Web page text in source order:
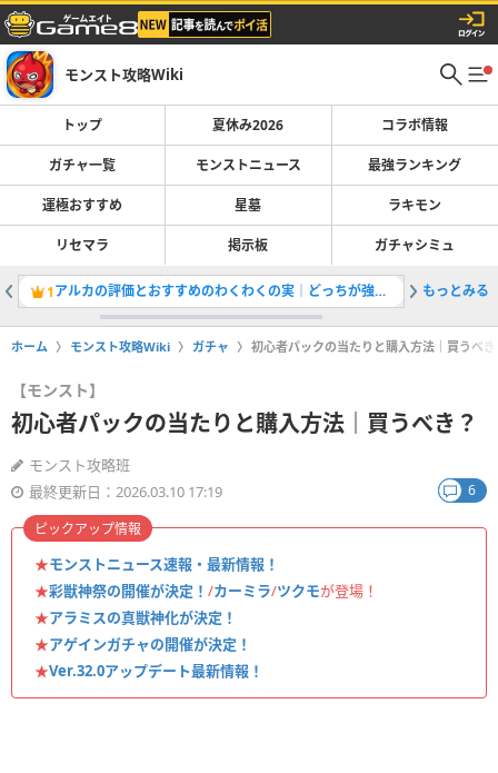
モンスト攻略Wiki
トップ 夏休み2026 コラボ情報
ガチャ一覧 モンストニュース 最強ランキング
運極おすすめ 星墓 ラキモン
リセマラ 掲示板 ガチャシミュ
1 アルカの評価とおすすめのわくわくの実｜どっちが強い？ 2最強キ
もっとみる
ホーム モンスト攻略Wiki ガチャ 初心者パックの当たりと購入方法｜買うべ
【モンスト】
初心者パックの当たりと購入方法｜買うべき？
モンスト攻略班
最終更新日：2026.03.10 17:19
6
★モンストニュース速報・最新情報！
★彩獣神祭の開催が決定！ /カーミラ/ツクモが登場！
★アラミスの真獣神化が決定！
★アゲインガチャの開催が決定！
★Ver.32.0アップデート最新情報！
ピックアップ情報